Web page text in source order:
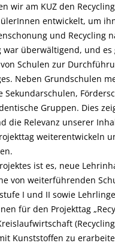
wir am KUZ den
entwickelt, um
und Recycling
war überwältigend, und
Schulen zur
Neben Grundschulen
Sekundarschulen,
Gruppen. Dies
die Relevanz unserer
weiterentwickeln
ist es, neue
von weiterführenden
I und II sowie
für den Projekttag
Kunststoffen zu